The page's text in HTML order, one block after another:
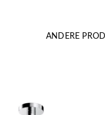
ANDERE